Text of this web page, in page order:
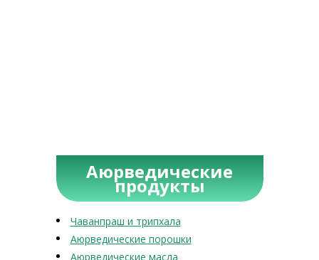
Аюрведические
продукты
Чаванпраш и трипхала
Аюрведические порошки
Аюрведические масла